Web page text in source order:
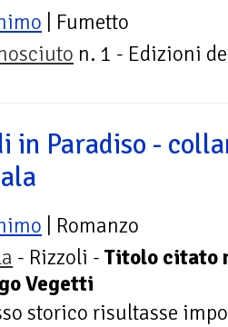
| Fumetto
n. 1 - Edizioni
in Paradiso -
| Romanzo
- Rizzoli - Titolo citato
Vegetti
storico risultasse